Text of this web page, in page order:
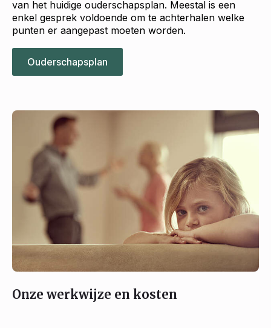
van het huidige ouderschapsplan. Meestal is een
enkel gesprek voldoende om te achterhalen welke
punten er aangepast moeten worden.
Ouderschapsplan
Onze werkwijze en kosten